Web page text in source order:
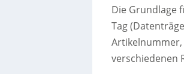
Die Grundlage
Tag
Artikelnummer,
verschiedenen